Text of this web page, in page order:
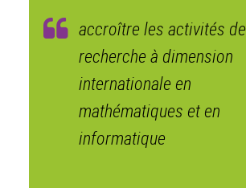
accroître les activités de
recherche à dimension
internationale en
mathématiques et en
informatique